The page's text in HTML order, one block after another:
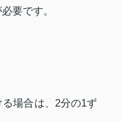
要です。
場合は、2分の1ず